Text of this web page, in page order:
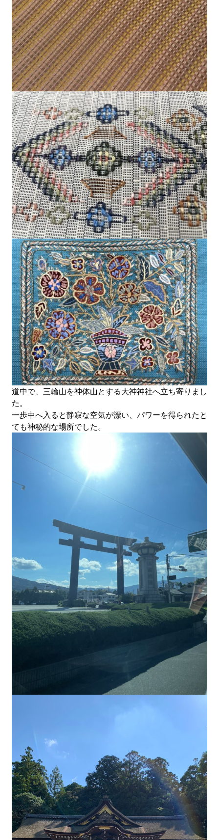
道中で、三輪山を神体山とする大神神社へ立ち寄りまし
た。
一歩中へ入ると静寂な空気が漂い、パワーを得られたと
ても神秘的な場所でした。